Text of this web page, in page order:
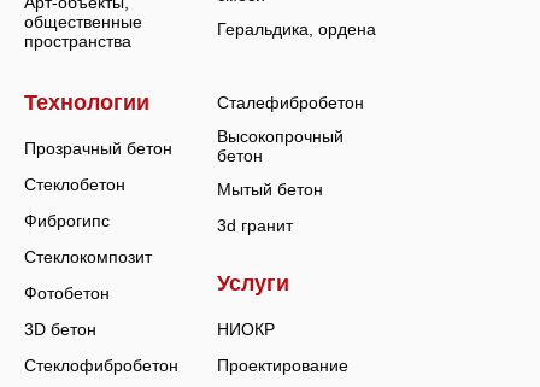
общественные
пространства
Проектирование
НИОКР
3d гранит
Мытый бетон
Высокопрочный
бетон
Сталефибробетон
Стеклофибробетон
3D бетон
Фотобетон
Стеклокомпозит
Фиброгипс
Стеклобетон
Прозрачный бетон
Геральдика, ордена
Услуги
Технологии